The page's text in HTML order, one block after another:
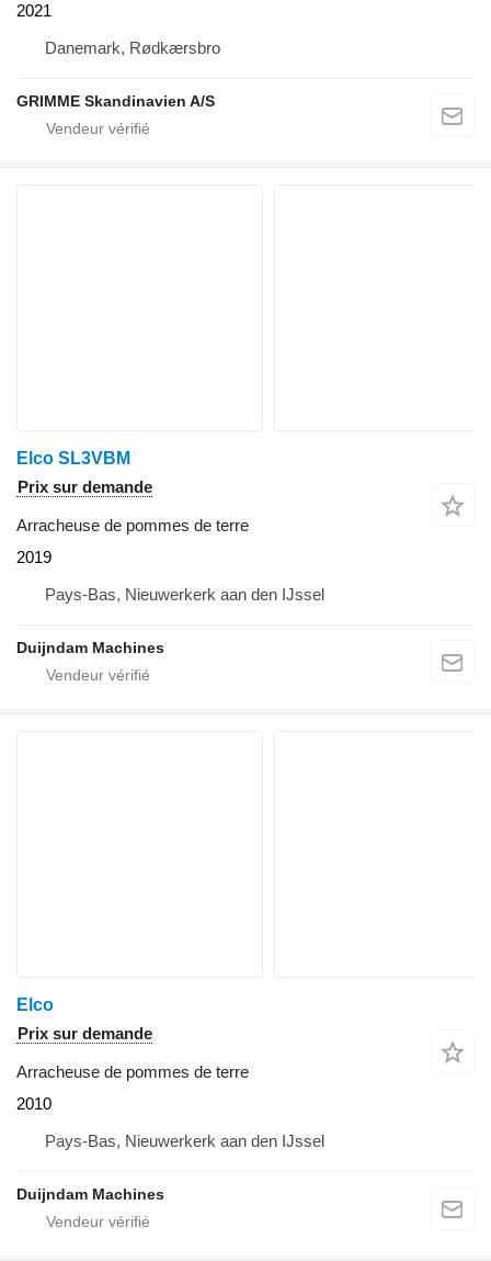
2021
Danemark, Rødkærsbro
GRIMME Skandinavien A/S
Elco SL3VBM
Prix sur demande
Arracheuse de pommes de terre
2019
Pays-Bas, Nieuwerkerk aan den IJssel
Duijndam Machines
Elco
Prix sur demande
Arracheuse de pommes de terre
2010
Pays-Bas, Nieuwerkerk aan den IJssel
Duijndam Machines